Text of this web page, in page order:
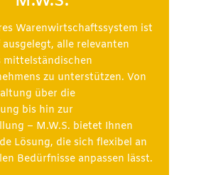
Warenwirtschaftssystem ist
alle relevanten
mittelständischen
zu unterstützen. Von
über die
bis hin zur
– M.W.S. bietet Ihnen
Lösung, die sich flexibel an
Bedürfnisse anpassen lässt.